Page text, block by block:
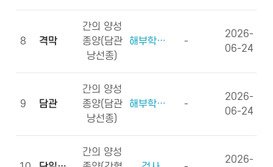
8 격막
간의 양성
종양(담관
낭선종)
해부학적부위 (신체구조) -
2026-
06-24
9 담관
간의 양성
종양(담관
낭선종)
해부학적부위 (신체구조) -
2026-
06-24
간의 양성
2026-